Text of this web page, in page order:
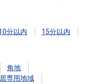
分以内
15分以内
角地
専用地域